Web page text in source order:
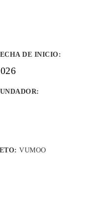
DE INICIO:
:
VUMOO